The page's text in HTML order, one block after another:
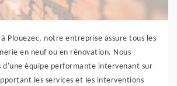
Plouezec, notre entreprise assure tous les
en neuf ou en rénovation. Nous
d'une équipe performante intervenant sur
les services et les interventions